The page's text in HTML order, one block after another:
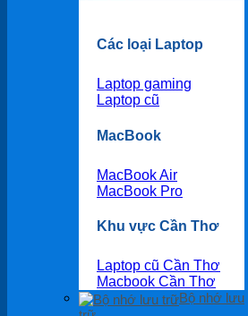
Các loại Laptop
Laptop gaming
Laptop cũ
MacBook
MacBook Air
MacBook Pro
Khu vực Cần Thơ
Laptop cũ Cần Thơ
Macbook Cần Thơ
Bộ nhớ lưu